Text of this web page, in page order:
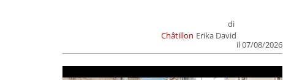
Châtillon
di
Erika David
il 07/08/2026